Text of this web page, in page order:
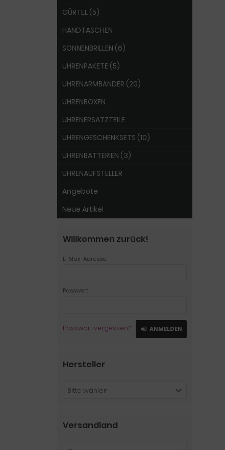
GÜRTEL (5)
HANDTASCHEN
SONNENBRILLEN (6)
UHRENPAKETE (5)
UHRENARMBÄNDER (20)
UHRENBOXEN
UHRENERSATZTEILE
UHRENGESCHENKSETS (10)
UHRENBATTERIEN (3)
UHRENAUFSTELLER
Angebote
Neue Artikel
Willkommen zurück!
E-Mail-Adresse:
Passwort:
Passwort vergessen? ANMELDEN
Hersteller
Bitte wählen
Versandland